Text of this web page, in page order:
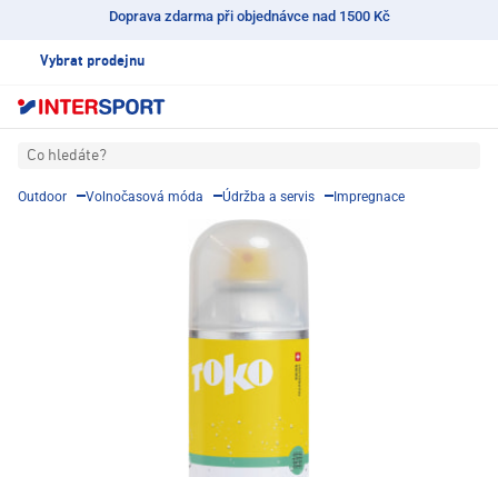
Doprava zdarma při objednávce nad 1500 Kč
Vybrat prodejnu
Co hledáte?
Outdoor Volnočasová móda Údržba a servis Impregnace